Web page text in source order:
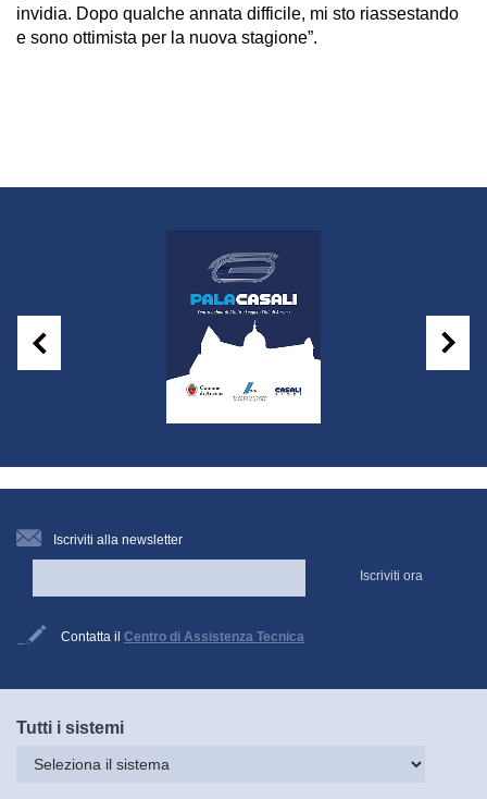
invidia. Dopo qualche annata difficile, mi sto riassestando
e sono ottimista per la nuova stagione”.
Iscriviti alla newsletter
Iscriviti ora
Contatta il Centro di Assistenza Tecnica
Tutti i sistemi